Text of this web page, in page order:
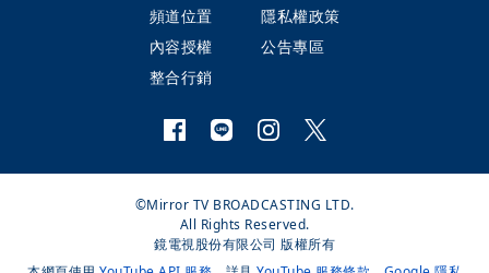
頻道位置
隱私權政策
內容授權
公告專區
整合行銷
©Mirror TV BROADCASTING LTD.
All Rights Reserved.
鏡電視股份有限公司 版權所有